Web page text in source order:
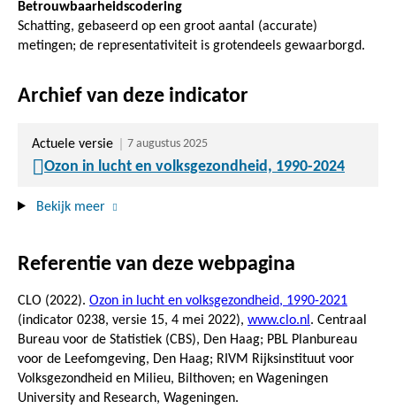
Betrouwbaarheidscodering
Schatting, gebaseerd op een groot aantal (accurate)
metingen; de representativiteit is grotendeels gewaarborgd.
Archief van deze indicator
Actuele versie 7 augustus 2025
Ozon in lucht en volksgezondheid, 1990-2024
Bekijk meer
Referentie van deze webpagina
CLO (2022). Ozon in lucht en volksgezondheid, 1990-2021
(indicator 0238, versie 15, 4 mei 2022), www.clo.nl . Centraal
Bureau voor de Statistiek (CBS), Den Haag; PBL Planbureau
voor de Leefomgeving, Den Haag; RIVM Rijksinstituut voor
Volksgezondheid en Milieu, Bilthoven; en Wageningen
University and Research, Wageningen.